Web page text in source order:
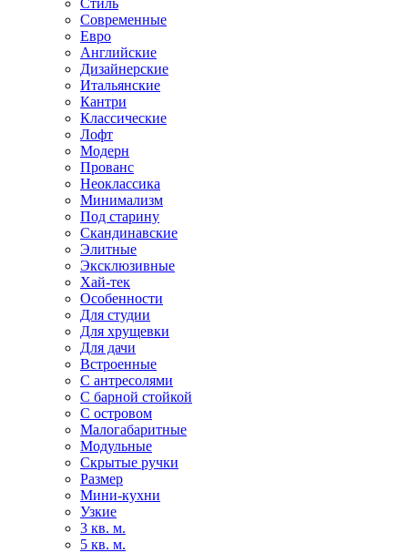
Стиль
Современные
Евро
Английские
Дизайнерские
Итальянские
Кантри
Классические
Лофт
Модерн
Прованс
Неоклассика
Минимализм
Под старину
Скандинавские
Элитные
Эксклюзивные
Хай-тек
Особенности
Для студии
Для хрущевки
Для дачи
Встроенные
С антресолями
С барной стойкой
С островом
Малогабаритные
Модульные
Скрытые ручки
Размер
Мини-кухни
Узкие
3 кв. м.
5 кв. м.